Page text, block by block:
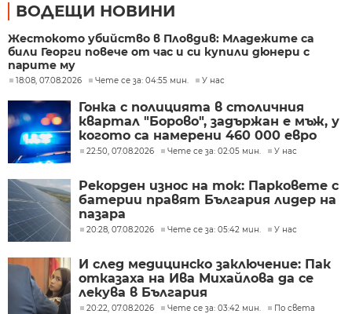
ВОДЕЩИ НОВИНИ
Жестокото убийство в Пловдив: Младежите са
били Георги повече от час и си купили дюнери с
парите му
18:08, 07.08.2026 Чете се за: 04:55 мин. У нас
Гонка с полицията в столичния
квартал "Борово", задържан е мъж, у
когото са намерени 460 000 евро
22:50, 07.08.2026 Чете се за: 02:05 мин. У нас
Рекорден износ на ток: Парковете с
батерии правят България лидер на
пазара
20:28, 07.08.2026 Чете се за: 05:42 мин. У нас
И след медицинско заключение: Пак
отказаха на Ива Михайлова да се
лекува в България
20:22, 07.08.2026 Чете се за: 03:42 мин. По света